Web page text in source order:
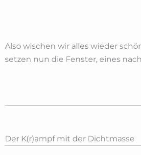
Also wischen wir alles wieder
setzen nun die Fenster, eines
Der K(r)ampf mit der Dichtmasse